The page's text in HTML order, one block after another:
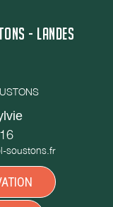
- LANDES
soustons.fr